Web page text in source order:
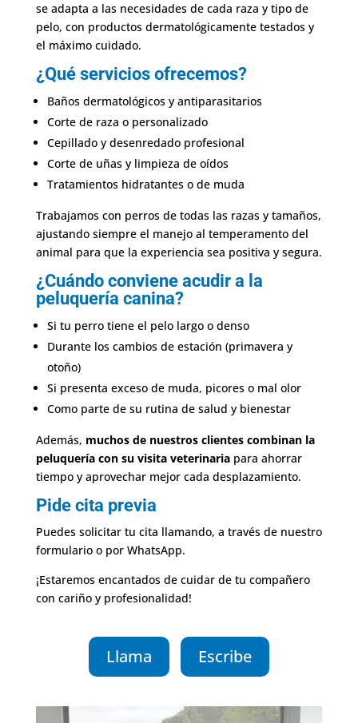
se adapta a las necesidades de cada raza y tipo de
pelo, con productos dermatológicamente testados y
el máximo cuidado.
¿Qué servicios ofrecemos?
Baños dermatológicos y antiparasitarios
Corte de raza o personalizado
Cepillado y desenredado profesional
Corte de uñas y limpieza de oídos
Tratamientos hidratantes o de muda
Trabajamos con perros de todas las razas y tamaños,
ajustando siempre el manejo al temperamento del
animal para que la experiencia sea positiva y segura.
¿Cuándo conviene acudir a la
peluquería canina?
Si tu perro tiene el pelo largo o denso
Durante los cambios de estación (primavera y
otoño)
Si presenta exceso de muda, picores o mal olor
Como parte de su rutina de salud y bienestar
Además, muchos de nuestros clientes combinan la
peluquería con su visita veterinariapara ahorrar
tiempo y aprovechar mejor cada desplazamiento.
Pide cita previa
Puedes solicitar tu cita llamando, a través de nuestro
formulario o por WhatsApp.
¡Estaremos encantados de cuidar de tu compañero
con cariño y profesionalidad!
Llama Escribe